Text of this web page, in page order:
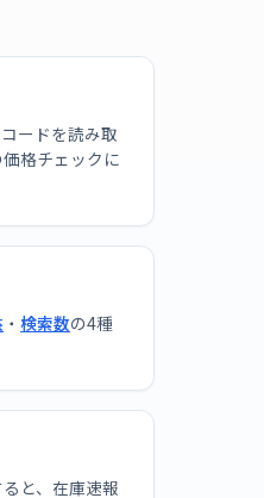
ードを読み取
格チェックに
・ 検索数の4種
と、在庫速報